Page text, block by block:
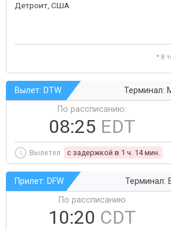
Детроит, США
* В
Вылет: DTW Терминал:
По рассписанию:
08:25 EDT
Вылетел c задержкой в 1 ч. 14 мин.
Прилет: DFW Терминал:
По рассписанию
10:20 CDT